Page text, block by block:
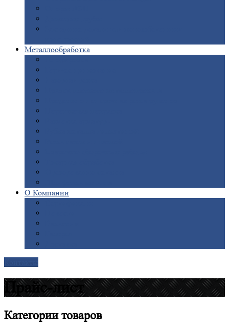
Металлообработка
О Компании
Прайс-лист
Категориитоваров